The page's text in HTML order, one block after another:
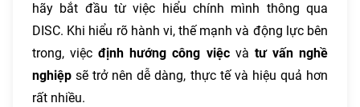
hãy bắt đầu từ việc hiểu chính mình thông qua
DISC. Khi hiểu rõ hành vi, thế mạnh và động lực bên
trong, việcđịnh hướng công việcvà tư vấn nghề
nghiệp sẽ trở nên dễ dàng, thực tế và hiệu quả hơn
rất nhiều.